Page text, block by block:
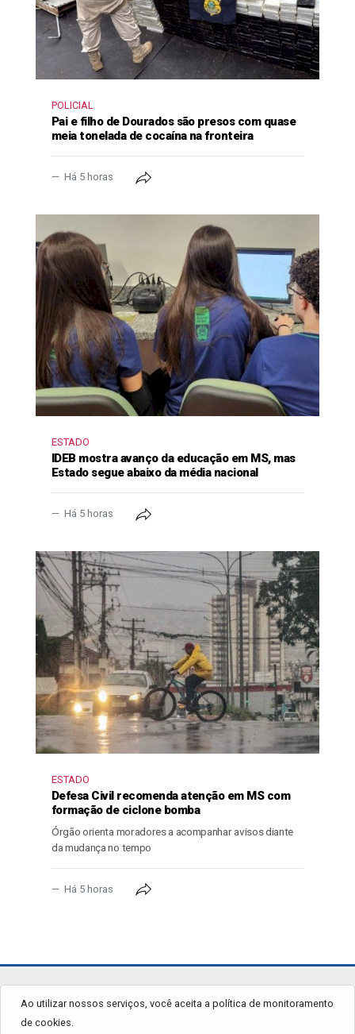
POLICIAL
Pai e filho de Dourados são presos com quase
meia tonelada de cocaína na fronteira
Há 5 horas
ESTADO
IDEB mostra avanço da educação em MS, mas
Estado segue abaixo da média nacional
Há 5 horas
ESTADO
Defesa Civil recomenda atenção em MS com
formação de ciclone bomba
Órgão orienta moradores a acompanhar avisos diante
da mudança no tempo
Há 5 horas
Ao utilizar nossos serviços, você aceita a política de monitoramento
de cookies.
jornalgrandourados.com.br